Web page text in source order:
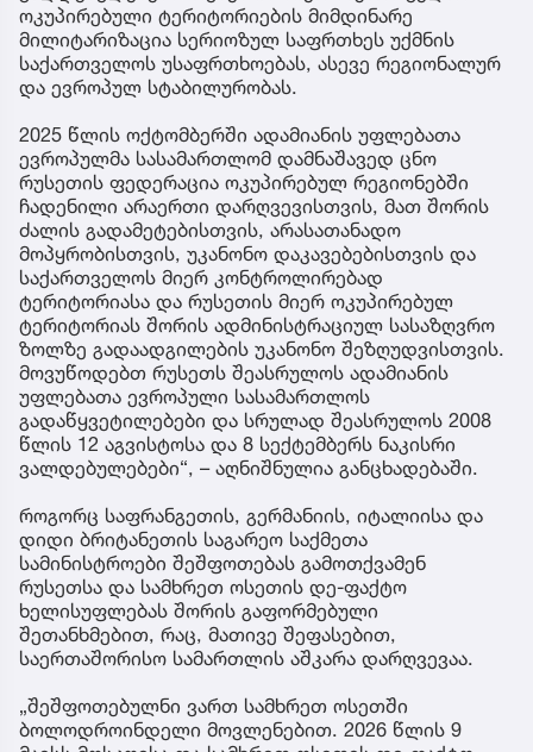
ოკუპირებული ტერიტორიების მიმდინარე
მილიტარიზაცია სერიოზულ საფრთხეს უქმნის
საქართველოს უსაფრთხოებას, ასევე რეგიონალურ
და ევროპულ სტაბილურობას.
2025 წლის ოქტომბერში ადამიანის უფლებათა
ევროპულმა სასამართლომ დამნაშავედ ცნო
რუსეთის ფედერაცია ოკუპირებულ რეგიონებში
ჩადენილი არაერთი დარღვევისთვის, მათ შორის
ძალის გადამეტებისთვის, არასათანადო
მოპყრობისთვის, უკანონო დაკავებებისთვის და
საქართველოს მიერ კონტროლირებად
ტერიტორიასა და რუსეთის მიერ ოკუპირებულ
ტერიტორიას შორის ადმინისტრაციულ სასაზღვრო
ზოლზე გადაადგილების უკანონო შეზღუდვისთვის.
მოვუწოდებთ რუსეთს შეასრულოს ადამიანის
უფლებათა ევროპული სასამართლოს
გადაწყვეტილებები და სრულად შეასრულოს 2008
წლის 12 აგვისტოსა და 8 სექტემბერს ნაკისრი
ვალდებულებები“, – აღნიშნულია განცხადებაში.
როგორც საფრანგეთის, გერმანიის, იტალიისა და
დიდი ბრიტანეთის საგარეო საქმეთა
სამინისტროები შეშფოთებას გამოთქვამენ
რუსეთსა და სამხრეთ ოსეთის დე-ფაქტო
ხელისუფლებას შორის გაფორმებული
შეთანხმებით, რაც, მათივე შეფასებით,
საერთაშორისო სამართლის აშკარა დარღვევაა.
„შეშფოთებულნი ვართ სამხრეთ ოსეთში
ბოლოდროინდელი მოვლენებით. 2026 წლის 9